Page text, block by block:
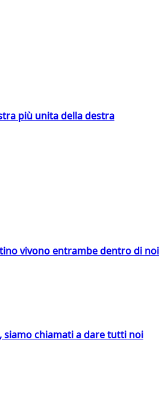
più unita della destra
vivono entrambe dentro di noi
chiamati a dare tutti noi